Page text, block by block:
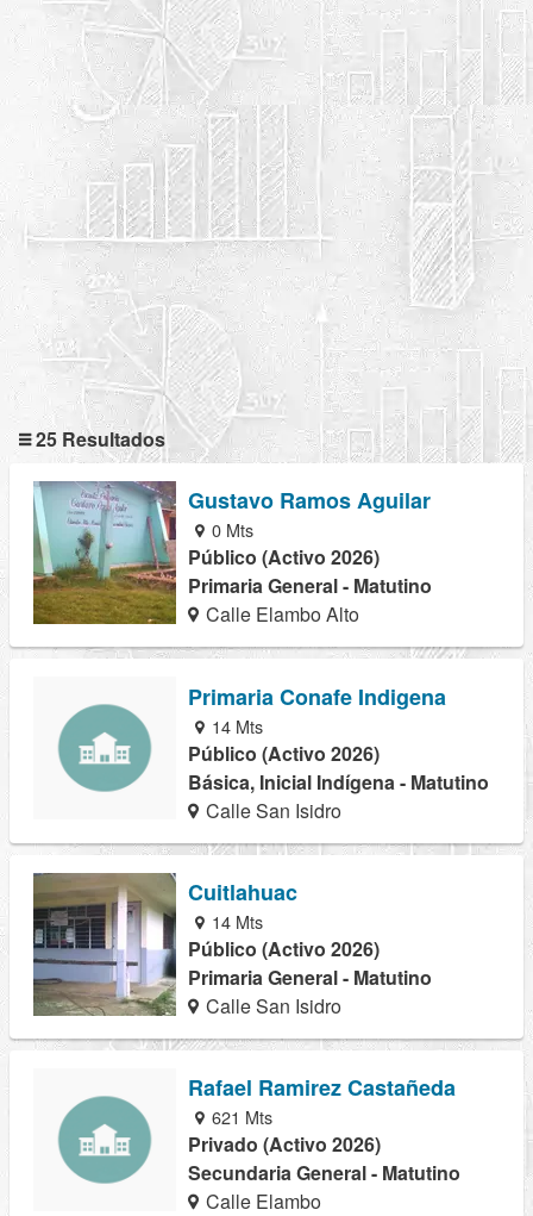
25 Resultados
Gustavo Ramos Aguilar
0 Mts
Público (Activo 2026)
Primaria General - Matutino
Calle Elambo Alto
Primaria Conafe Indigena
14 Mts
Público (Activo 2026)
Básica, Inicial Indígena - Matutino
Calle San Isidro
Cuitlahuac
14 Mts
Público (Activo 2026)
Primaria General - Matutino
Calle San Isidro
Rafael Ramirez Castañeda
621 Mts
Privado (Activo 2026)
Secundaria General - Matutino
Calle Elambo